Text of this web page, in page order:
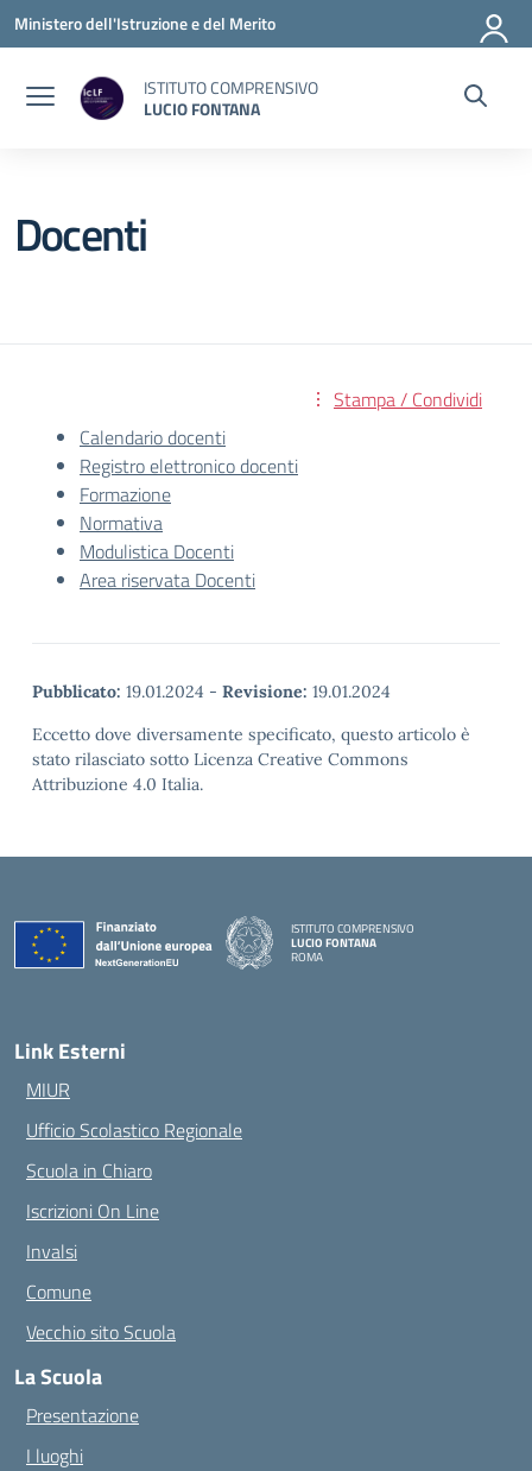
Vai ai contenuti
Vai al menu di navigazione
Vai al footer
Ministero dell'Istruzione e del Merito
ISTITUTO COMPRENSIVO
LUCIO FONTANA
Docenti
Stampa / Condividi
Calendario docenti
Registro elettronico docenti
Formazione
Normativa
Modulistica Docenti
Area riservata Docenti
Pubblicato: 19.01.2024 - Revisione: 19.01.2024
Eccetto dove diversamente specificato, questo articolo è
stato rilasciato sotto Licenza Creative Commons
Attribuzione 4.0 Italia.
ISTITUTO COMPRENSIVO
LUCIO FONTANA
ROMA
Link Esterni
MIUR
Ufficio Scolastico Regionale
Scuola in Chiaro
Iscrizioni On Line
Invalsi
Comune
Vecchio sito Scuola
La Scuola
Presentazione
I luoghi